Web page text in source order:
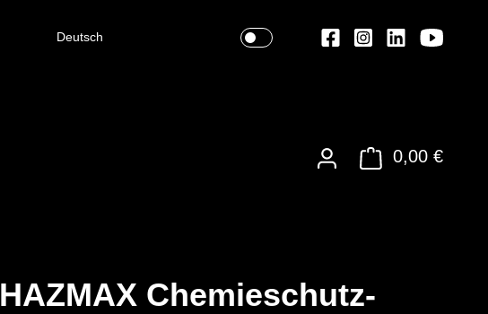
Deutsch
0,00 €
HAZMAX Chemieschutz-